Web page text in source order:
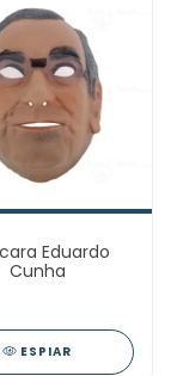
Eduardo
Cunha
ESPIAR